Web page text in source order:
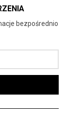
bezpośrednio